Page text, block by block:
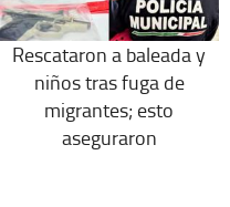
Rescataron a baleada y
niños tras fuga de
migrantes; esto
aseguraron